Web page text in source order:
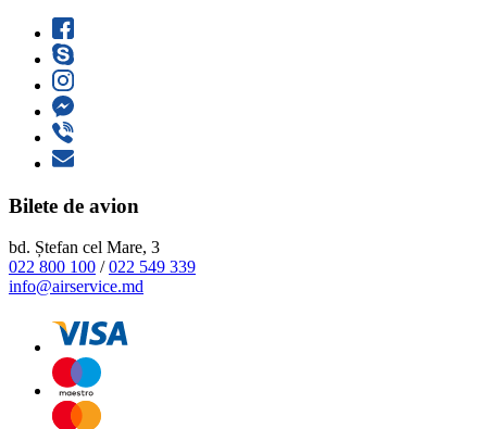
Bilete de avion
bd. Ștefan cel Mare, 3
022 800 100 /022 549 339
info@airservice.md